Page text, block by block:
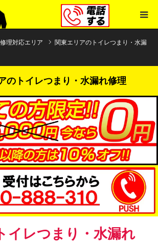
のザットマン
理対応エリア
関東エリアのトイレつまり・水漏
のトイレつまり・水漏れ修理
イレつまり・水漏れ